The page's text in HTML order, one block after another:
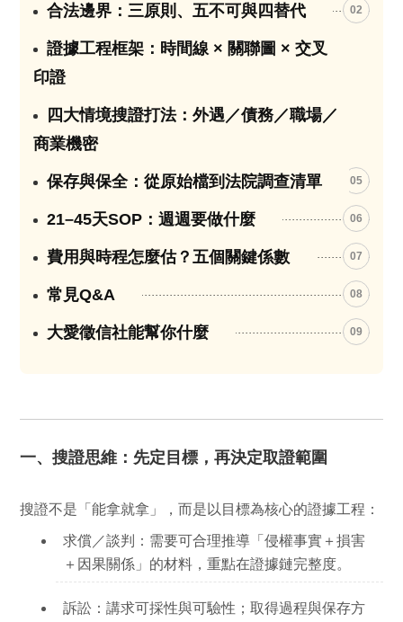
合法邊界：三原則、五不可與四替代 02
證據工程框架：時間線 × 關聯圖 × 交叉
印證
四大情境搜證打法：外遇／債務／職場／
商業機密
保存與保全：從原始檔到法院調查清單 05
21–45天SOP：週週要做什麼 06
費用與時程怎麼估？五個關鍵係數 07
常見Q&A 08
大愛徵信社能幫你什麼 09
一、搜證思維：先定目標，再決定取證範圍
搜證不是「能拿就拿」，而是 以目標為核心的證據工程：
求償／談判： 需要可合理推導「侵權事實＋損害
＋因果關係」的材料，重點在證據鏈完整度。
訴訟：講求可採性與可驗性 ；取得過程與保存方